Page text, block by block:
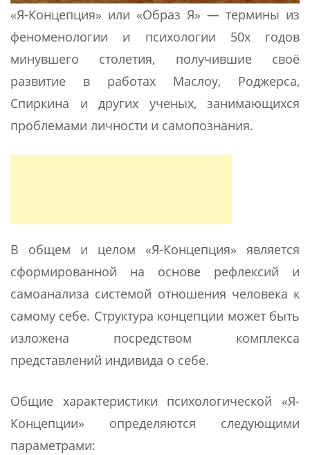
«Я-Концепция» или «Образ Я» — термины из
феноменологии и психологии 50х годов
минувшего столетия, получившие своё
развитие в работах Маслоу, Роджерса,
Спиркина и других ученых, занимающихся
проблемами личности и самопознания.
В общем и целом «Я-Концепция» является
сформированной на основе рефлексий и
самоанализа системой отношения человека к
самому себе. Структура концепции может быть
изложена посредством комплекса
представлений индивида о себе.
Общие характеристики психологической «Я-
Концепции» определяются следующими
параметрами: